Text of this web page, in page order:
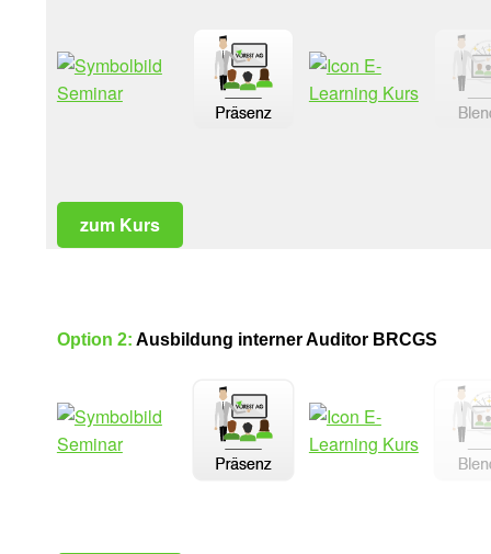
zum Kurs
Option 2: Ausbildung interner Auditor BRCGS